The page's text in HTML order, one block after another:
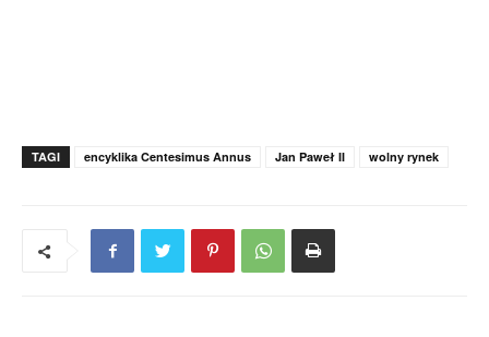
TAGI encyklika Centesimus Annus Jan Paweł II wolny rynek